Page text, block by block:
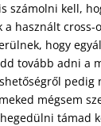
számolni kell,
a használt cross-
hogy
tovább adni a
pedig
mégsem
támad